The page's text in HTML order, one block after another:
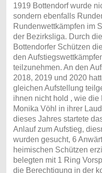
1919 Bottendorf wurde
sondern ebenfalls
Rundenwettkämpfen im
der Bezirksliga. Durch
Bottendorfer Schützen
den
teilzunehmen. An den
2018, 2019 und 2020
gleichen Aufstellung
ihnen nicht hold , wie
Monika Vöhl in ihrer
dieses Jahres startete
Anlauf zum Aufstieg,
wurden gesucht, 6
heimischen Schützen
belegten mit 1 Ring
die Berechtigung in der